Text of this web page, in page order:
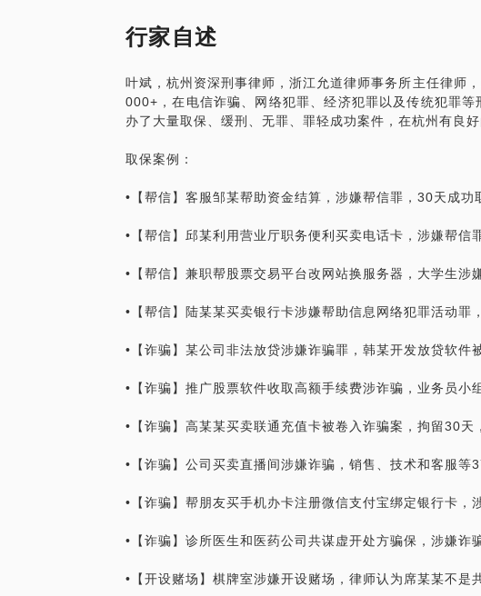
委托流程
◆ 线上委托：线上洽谈，律所邮寄委托代理合同与授
学员参考使用，亦不具有任何法律效力。如您需要聘请
代表平台观点，平台对话题内容不予担保，烦请知悉。
行家自述
叶斌，杭州资深刑事律师，浙江允道律师事务所主任律师
000+，在电信诈骗、网络犯罪、经济犯罪以及传统犯罪
办了大量取保、缓刑、无罪、罪轻成功案件，在杭州有良好
取保案例：
•【帮信】客服邹某帮助资金结算，涉嫌帮信罪，30天成功
•【帮信】邱某利用营业厅职务便利买卖电话卡，涉嫌帮信
•【帮信】兼职帮股票交易平台改网站换服务器，大学生涉
•【帮信】陆某某买卖银行卡涉嫌帮助信息网络犯罪活动罪
•【诈骗】某公司非法放贷涉嫌诈骗罪，韩某开发放贷软件
•【诈骗】推广股票软件收取高额手续费涉诈骗，业务员小
•【诈骗】高某某买卖联通充值卡被卷入诈骗案，拘留30天
•【诈骗】公司买卖直播间涉嫌诈骗，销售、技术和客服等
•【诈骗】帮朋友买手机办卡注册微信支付宝绑定银行卡，
•【诈骗】诊所医生和医药公司共谋虚开处方骗保，涉嫌诈
•【开设赌场】棋牌室涉嫌开设赌场，律师认为席某某不是